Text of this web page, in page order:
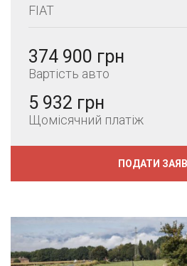
FIAT
374 900 грн
Вартість авто
5 932 грн
Щомісячний платіж
ПОДАТИ